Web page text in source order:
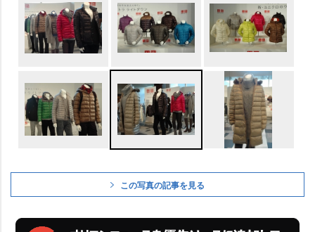
この写真の記事を見る